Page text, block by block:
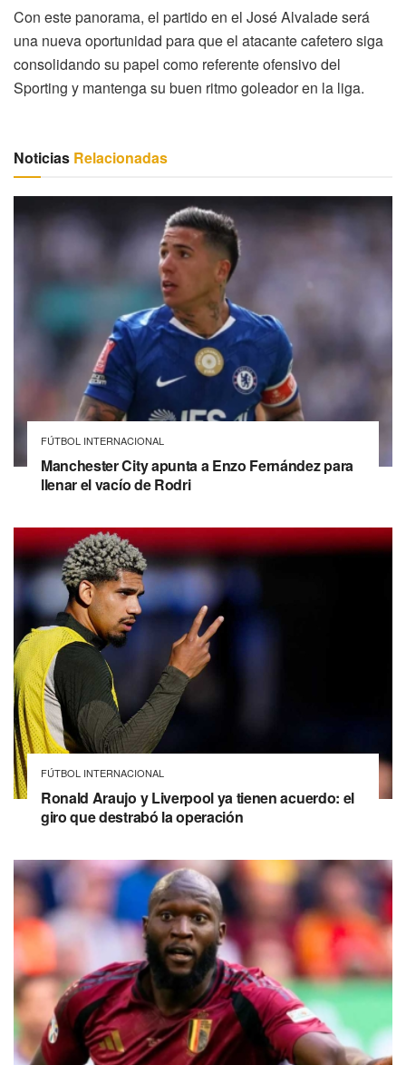
Con este panorama, el partido en el José Alvalade será
una nueva oportunidad para que el atacante cafetero siga
consolidando su papel como referente ofensivo del
Sporting y mantenga su buen ritmo goleador en la liga.
Noticias Relacionadas
FÚTBOL INTERNACIONAL
Manchester City apunta a Enzo Fernández para
llenar el vacío de Rodri
FÚTBOL INTERNACIONAL
Ronald Araujo y Liverpool ya tienen acuerdo: el
giro que destrabó la operación